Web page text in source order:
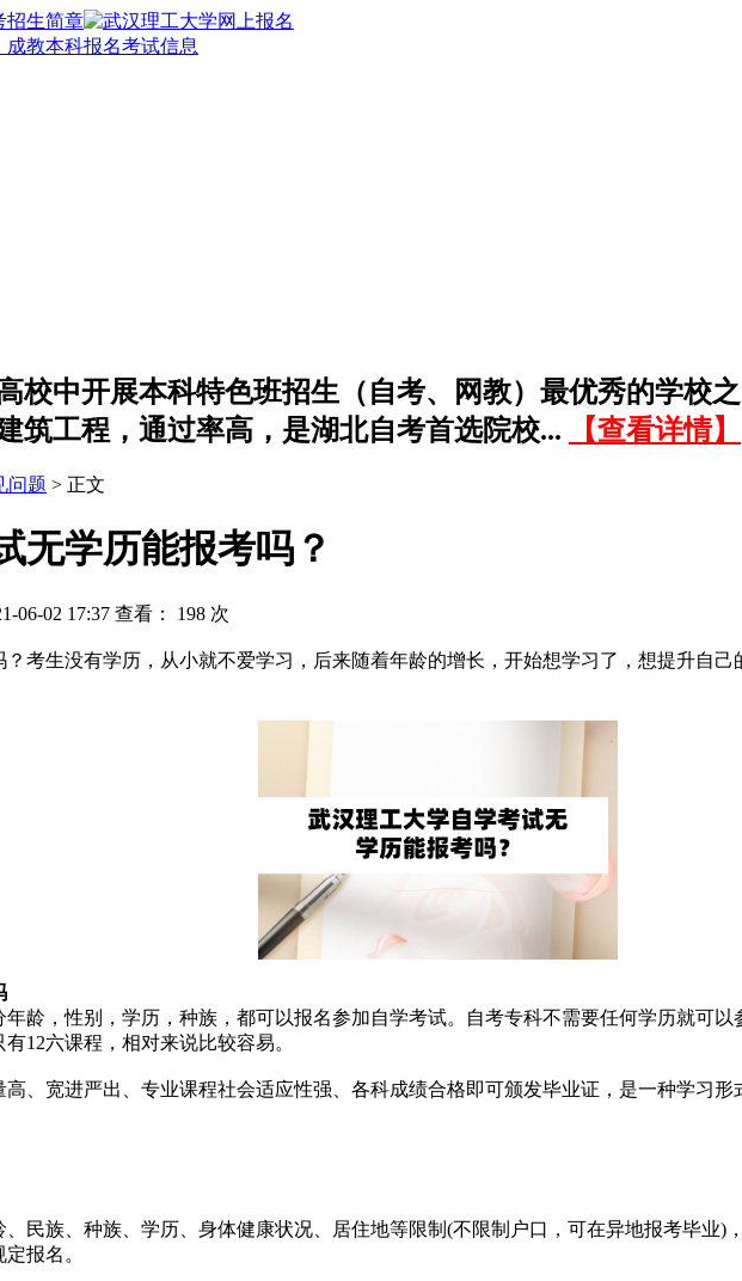
教本科报名考试信息
校中开展本科特色班招生（自考、网教）最优秀的学校
筑工程，通过率高，是湖北自考首选院校...
【查看详情】
问题 > 正文
无学历能报考吗？
06-02 17:37 查看： 198 次
？考生没有学历，从小就不爱学习，后来随着年龄的增长，开始想学习了，想提升自
，性别，学历，种族，都可以报名参加自学考试。自考专科不需要任何学历就可以
12六课程，相对来说比较容易。
宽进严出、专业课程社会适应性强、各科成绩合格即可颁发毕业证，是一种学习形
族、种族、学历、身体健康状况、居住地等限制(不限制户口，可在异地报考毕业)
报名。